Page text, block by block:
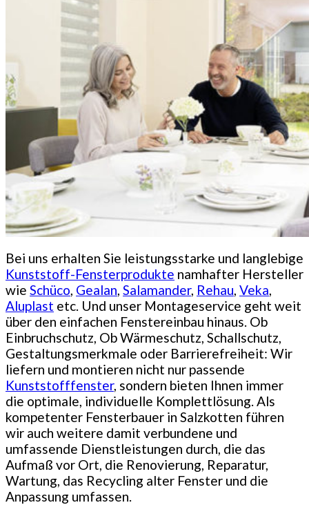
Bei uns erhalten Sie leistungsstarke und langlebige
Kunststoff-Fensterprodukte namhafter Hersteller
wie Schüco, Gealan, Salamander, Rehau, Veka,
Aluplast etc. Und unser Montageservice geht weit
über den einfachen Fenstereinbau hinaus. Ob
Einbruchschutz, Ob Wärmeschutz, Schallschutz,
Gestaltungsmerkmale oder Barrierefreiheit: Wir
liefern und montieren nicht nur passende
Kunststofffenster, sondern bieten Ihnen immer
die optimale, individuelle Komplettlösung. Als
kompetenter Fensterbauer in Salzkotten führen
wir auch weitere damit verbundene und
umfassende Dienstleistungen durch, die das
Aufmaß vor Ort, die Renovierung, Reparatur,
Wartung, das Recycling alter Fenster und die
Anpassung umfassen.